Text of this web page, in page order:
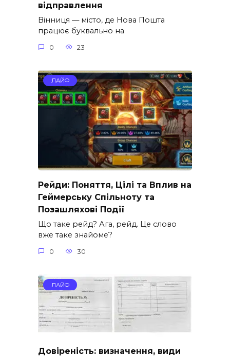
відправлення
Вінниця — місто, де Нова Пошта
працює буквально на
0 23
ЛАЙФ
Рейди: Поняття, Цілі та Вплив на
Геймерську Спільноту та
Позашляхові Події
Що таке рейд? Ага, рейд. Це слово
вже таке знайоме?
0 30
ЛАЙФ
Довіреність: визначення, види